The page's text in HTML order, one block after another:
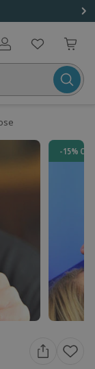
Benutzerkonto
-15%